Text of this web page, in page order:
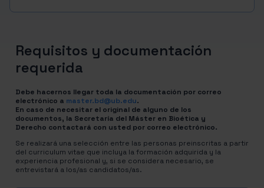
Requisitos y documentación
requerida
Debe hacernos llegar toda la documentación por correo
electrónico a master.bd@ub.edu.
En caso de necesitar el original de alguno de los
documentos, la Secretaría del Máster en Bioética y
Derecho contactará con usted por correo electrónico.
Se realizará una selección entre las personas preinscritas a partir
del curriculum vitae que incluya la formación adquirida y la
experiencia profesional y, si se considera necesario, se
entrevistará a los/as candidatos/as.